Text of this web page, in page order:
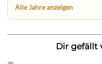
Alle Jahre anzeigen
Dir gefällt